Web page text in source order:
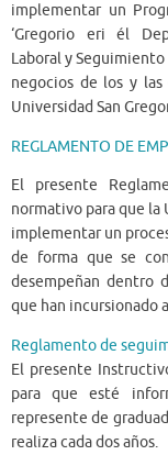
implementar un
‘Gregorio eri él
Laboral y
negocios de los y
Universidad San
REGLAMENTO DE
El presente
normativo para que la
implementar un
de forma que se
desempeñan dentro
que han incursionado
Reglamento de
El presente
para que esté
represente de
realiza cada dos años.